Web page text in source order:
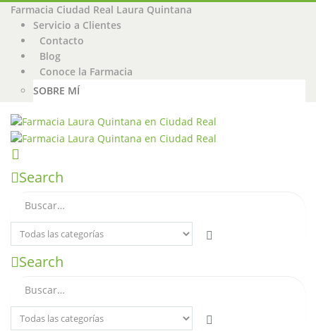
Farmacia Ciudad Real Laura Quintana
Servicio a Clientes
Contacto
Blog
Conoce la Farmacia
SOBRE MÍ
Search
Search